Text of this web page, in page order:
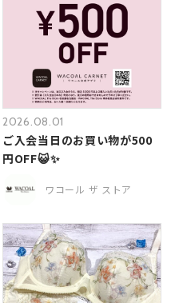
2026.08.01
ご入会当日のお買い物が500
円OFF😺✨
ワコール ザ ストア